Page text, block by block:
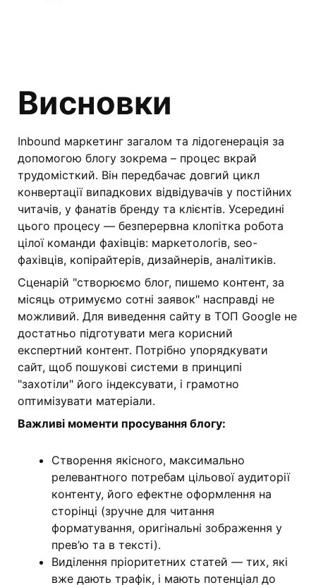
Висновки
Inbound маркетинг загалом та лідогенерація за
допомогою блогу зокрема – процес вкрай
трудомісткий. Він передбачає довгий цикл
конвертації випадкових відвідувачів у постійних
читачів, у фанатів бренду та клієнтів. Усередині
цього процесу — безперервна клопітка робота
цілої команди фахівців: маркетологів, seo-
фахівців, копірайтерів, дизайнерів, аналітиків.
Сценарій "створюємо блог, пишемо контент, за
місяць отримуємо сотні заявок" насправді не
можливий. Для виведення сайту в ТОП Google не
достатньо підготувати мега корисний
експертний контент. Потрібно упорядкувати
сайт, щоб пошукові системи в принципі
"захотіли" його індексувати, і грамотно
оптимізувати матеріали.
Важливі моменти просування блогу:
Створення якісного, максимально
релевантного потребам цільової аудиторії
контенту, його ефектне оформлення на
сторінці (зручне для читання
форматування, оригінальні зображення у
прев’ю та в тексті).
Виділення пріоритетних статей — тих, які
вже дають трафік, і мають потенціал до